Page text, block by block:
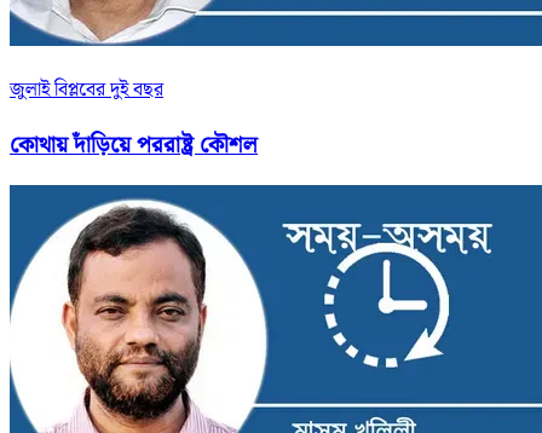
জুলাই বিপ্লবের দুই বছর
কোথায় দাঁড়িয়ে পররাষ্ট্র কৌশল